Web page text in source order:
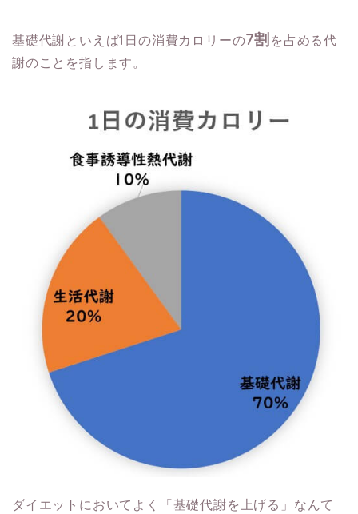
基礎代謝といえば1日の消費カロリーの7割 を占める代
謝のことを指します。
ダイエットにおいてよく「基礎代謝を上げる」なんて